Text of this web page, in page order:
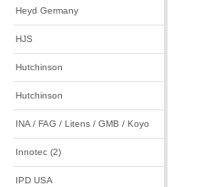
Heyd Germany
HJS
Hutchinson
Hutchinson
INA / FAG / Litens / GMB / Koyo
Innotec (2)
IPD USA